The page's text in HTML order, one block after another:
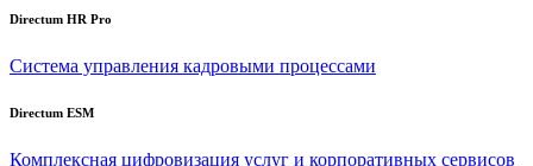
Directum HR Pro
Система управления кадровыми процессами
Directum ESM
Комплексная цифровизация услуг и корпоративных сервисов